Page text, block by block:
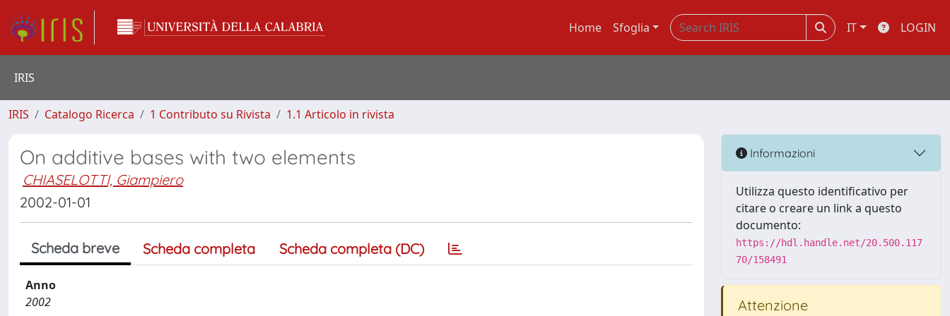
Home Sfoglia IT LOGIN
IRIS
IRIS Catalogo Ricerca 1 Contributo su Rivista 1.1 Articolo in rivista
On additive bases with two elements
CHIASELOTTI, Giampiero
2002-01-01
Scheda breve Scheda completa Scheda completa (DC)
Anno
2002
Informazioni
Utilizza questo identificativo per
citare o creare un link a questo
documento:
https://hdl.handle.net/20.500.117
70/158491
Attenzione